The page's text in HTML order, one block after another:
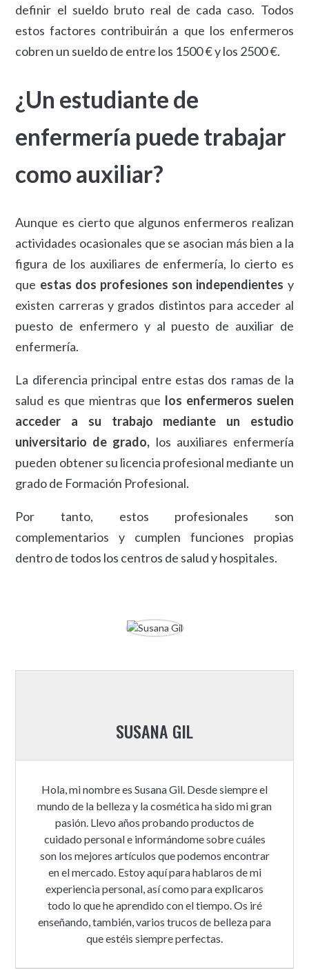
definir el sueldo bruto real de cada caso. Todos
estos factores contribuirán a que los enfermeros
cobren un sueldo de entre los 1500 € y los 2500 €.
¿Un estudiante de
enfermería puede trabajar
como auxiliar?
Aunque es cierto que algunos enfermeros realizan
actividades ocasionales que se asocian más bien a la
figura de los auxiliares de enfermería, lo cierto es
que estas dos profesiones son independientes y
existen carreras y grados distintos para acceder al
puesto de enfermero y al puesto de auxiliar de
enfermería.
La diferencia principal entre estas dos ramas de la
salud es que mientras que los enfermeros suelen
acceder a su trabajo mediante un estudio
universitario de grado, los auxiliares enfermería
pueden obtener su licencia profesional mediante un
grado de Formación Profesional.
Por tanto, estos profesionales son
complementarios y cumplen funciones propias
dentro de todos los centros de salud y hospitales.
SUSANA GIL
Hola, mi nombre es Susana Gil. Desde siempre el
mundo de la belleza y la cosmética ha sido mi gran
pasión. Llevo años probando productos de
cuidado personal e informándome sobre cuáles
son los mejores artículos que podemos encontrar
en el mercado. Estoy aquí para hablaros de mi
experiencia personal, así como para explicaros
todo lo que he aprendido con el tiempo. Os iré
enseñando, también, varios trucos de belleza para
que estéis siempre perfectas.